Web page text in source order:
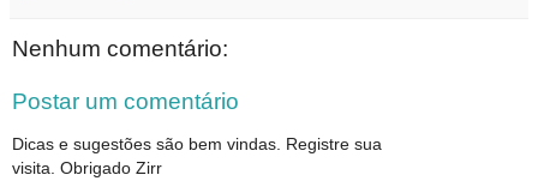
Nenhum comentário:
Postar um comentário
Dicas e sugestões são bem vindas. Registre sua
visita. Obrigado Zirr